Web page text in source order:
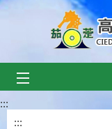
跳到主要內容區塊
:::
:::